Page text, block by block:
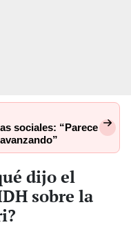
sociales: “Parece
dijo el
sobre la